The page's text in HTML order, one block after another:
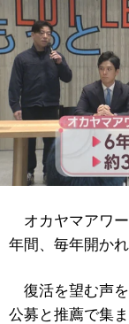
オカヤマアワー
年間、毎年開かれ
復活を望む声を
公募と推薦で集